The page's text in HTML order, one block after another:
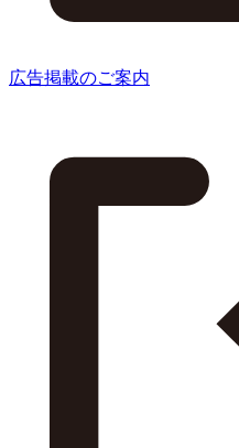
広告掲載のご案内